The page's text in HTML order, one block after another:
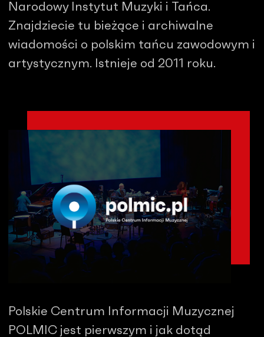
Narodowy Instytut Muzyki i Tańca.
Znajdziecie tu bieżące i archiwalne
wiadomości o polskim tańcu zawodowym i
artystycznym. Istnieje od 2011 roku.
Polskie Centrum Informacji Muzycznej
POLMIC jest pierwszym i jak dotąd